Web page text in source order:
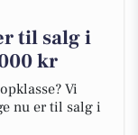
til salg i
kr
Vi
nu er til salg i